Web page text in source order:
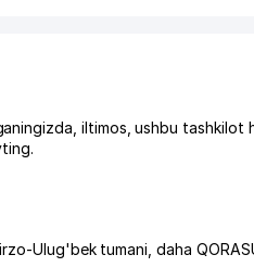
iltimos, ushbu
Ulug'bek tumani ,daha